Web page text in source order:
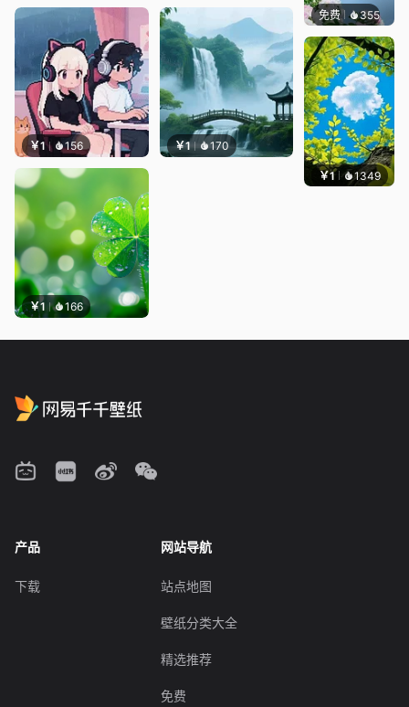
￥1 156 ￥1 170
￥1 166
免费 355渔小小
￥1 1349 渔小
产品
下载
网站导航
站点地图
壁纸分类大全
精选推荐
免费